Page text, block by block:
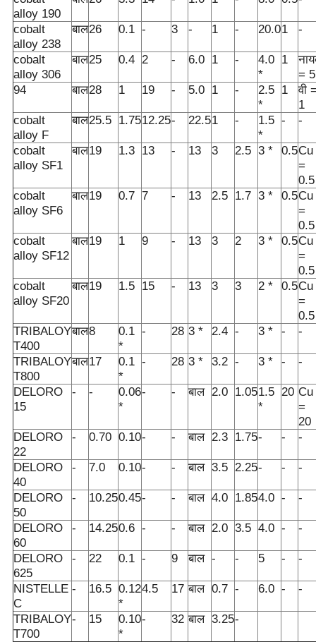
alloy 190
cobalt
alloy 238
बाल26 0.1 - 3 - 1 - 20.01 -
cobalt
alloy 306
बाल25 0.4 2 - 6.0 1 -
4.0
*
1
= 5
94
बाल28 1 19 - 5.0 1 -
2.5
*
1
वी
1
cobalt
alloy F
बाल25.5 1.7512.25- 22.51 -
1.5
*
- -
cobalt
alloy SF1
बाल19 1.3 13 - 13 3 2.5 3 * 0.5Cu
=
0.5
cobalt
alloy SF6
बाल19 0.7 7 - 13 2.5 1.7 3 * 0.5Cu
=
0.5
cobalt
alloy SF12
बाल19 1 9 - 13 3 2 3 * 0.5Cu
=
0.5
cobalt
alloy SF20
बाल19 1.5 15 - 13 3 3 2 * 0.5Cu
=
0.5
TRIBALOY
T400
बाल8
0.1
*
- 28 3 * 2.4 - 3 * - -
TRIBALOY
T800
बाल17
0.1
*
- 28 3 * 3.2 - 3 * - -
DELORO
15
- -
0.06
*
- - बाल 2.0 1.051.5
*
20 Cu
=
20
DELORO
22
- 0.70 0.10- - बाल 2.3 1.75- - -
DELORO
40
- 7.0 0.10- - बाल 3.5 2.25- - -
DELORO
50
- 10.250.45- - बाल 4.0 1.854.0 - -
DELORO
60
- 14.250.6 - - बाल 2.0 3.5 4.0 - -
DELORO
625
- 22 0.1 - 9 बाल - - 5 - -
NISTELLE
C
- 16.5 0.12
*
4.5 17 बाल 0.7 - 6.0 - -
TRIBALOY
T700
- 15
0.10
*
- 32 बाल 3.25-